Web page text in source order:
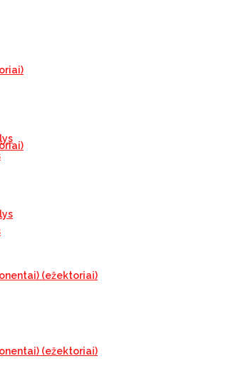
(ežektoriai)
(ežektoriai)